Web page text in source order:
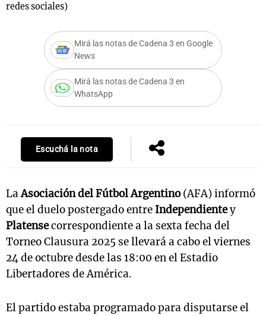
redes sociales)
Mirá las notas de Cadena 3 en Google
News
Mirá las notas de Cadena 3 en
WhatsApp
Escuchá la nota
LaAsociación del Fútbol Argentino(AFA) informó
que el duelo postergado entre Independientey
Platensecorrespondiente a la sexta fecha del
Torneo Clausura 2025 se llevará a cabo el viernes
24 de octubre desde las 18:00 en el Estadio
Libertadores de América.
El partido estaba programado para disputarse el